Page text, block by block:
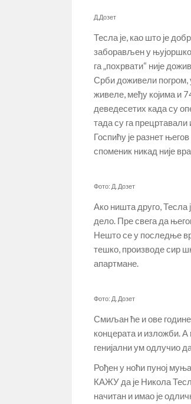
Д.Дозет
Тесла је, као што је
заборављен у
га „похрвати“ није
Срби доживели погром,
живеле, међу којима и
деведесетих када су
тада су га
Госпићу је разнет
споменик никад није
Фото: Д. Дозет
Ако ништа друго,
дело. Пре свега да
Нешто се у последње
тешко, производе сир
апартмане.
Фото: Д. Дозет
Смиљан ће и ове
концерата и изложби. А
генијални ум одлучио
Рођен у ноћи пуној муња
КАЖУ да је Никола
начитан и имао је